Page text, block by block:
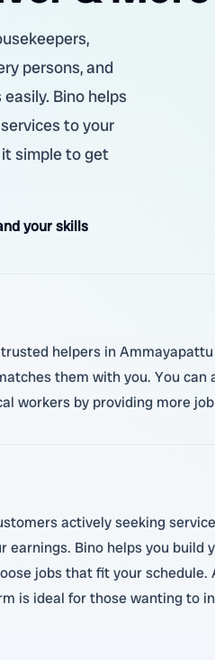
persons, and
Bino helps
to your
simple to get
your skills
helpers in
them with you. You
workers by providing more
actively seeking
Bino helps you
jobs that fit your
is ideal for those wanting to